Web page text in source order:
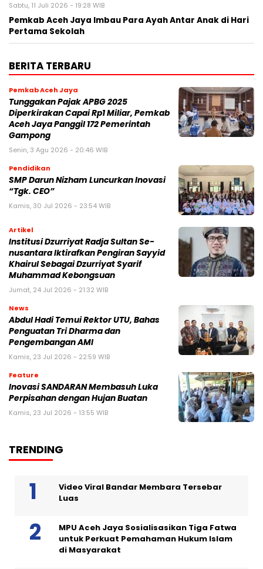
Sabtu, 11 Juli 2026 - 19:28 WIB
Pemkab Aceh Jaya Imbau Para Ayah Antar Anak di Hari
Pertama Sekolah
BERITA TERBARU
Pemkab Aceh Jaya
Tunggakan Pajak APBG 2025
Diperkirakan Capai Rp1 Miliar, Pemkab
Aceh Jaya Panggil 172 Pemerintah
Gampong
Senin, 3 Agu 2026 - 20:46 WIB
Pendidikan
SMP Darun Nizham Luncurkan Inovasi
“Tgk. CEO”
Kamis, 30 Jul 2026 - 23:54 WIB
Artikel
Institusi Dzurriyat Radja Sultan Se-
nusantara Iktirafkan Pengiran Sayyid
Khairul Sebagai Dzurriyat Syarif
Muhammad Kebongsuan
Jumat, 24 Jul 2026 - 21:32 WIB
News
Abdul Hadi Temui Rektor UTU, Bahas
Penguatan Tri Dharma dan
Pengembangan AMI
Kamis, 23 Jul 2026 - 22:59 WIB
Feature
Inovasi SANDARAN Membasuh Luka
Perpisahan dengan Hujan Buatan
Kamis, 23 Jul 2026 - 13:55 WIB
TRENDING
Video Viral Bandar Membara Tersebar
Luas
MPU Aceh Jaya Sosialisasikan Tiga Fatwa
untuk Perkuat Pemahaman Hukum Islam
di Masyarakat